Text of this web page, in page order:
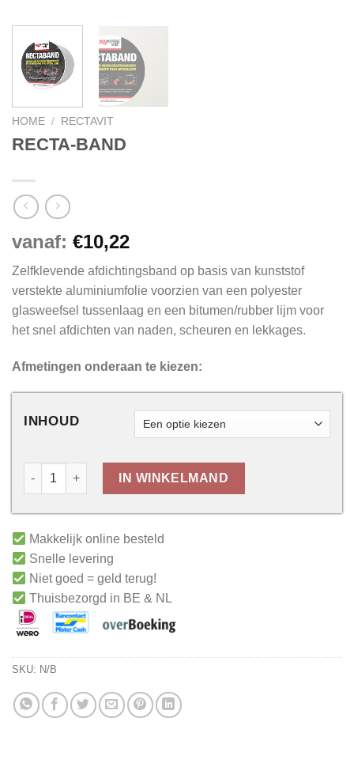
HOME / RECTAVIT
RECTA-BAND
vanaf: €10,22
Zelfklevende afdichtingsband op basis van kunststof
verstekte aluminiumfolie voorzien van een polyester
glasweefsel tussenlaag en een bitumen/rubber lijm voor
het snel afdichten van naden, scheuren en lekkages.
Afmetingen onderaan te kiezen:
INHOUD
IN WINKELMAND
Makkelijk online besteld
Snelle levering
Niet goed = geld terug!
Thuisbezorgd in BE & NL
SKU: N/B